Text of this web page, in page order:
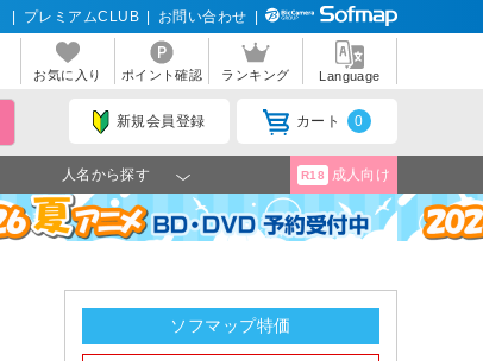
プレミアムCLUB お問い合わせ
お気に入り ポイント確認 ランキング Language
新規会員登録 カート 0
人名から探す R18 成人向け
ソフマップ特価